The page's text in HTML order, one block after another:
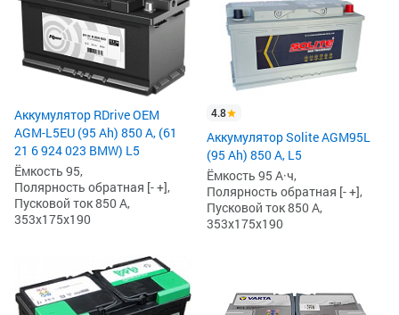
Аккумулятор RDrive OEM
AGM-L5EU (95 Ah) 850 А, (61
21 6 924 023 BMW) L5
Ёмкость 95,
Полярность обратная [- +],
Пусковой ток 850 А,
353x175x190
4.8
Аккумулятор Solite AGM95L
(95 Ah) 850 А, L5
Ёмкость 95 А·ч,
Полярность обратная [- +],
Пусковой ток 850 А,
353x175x190